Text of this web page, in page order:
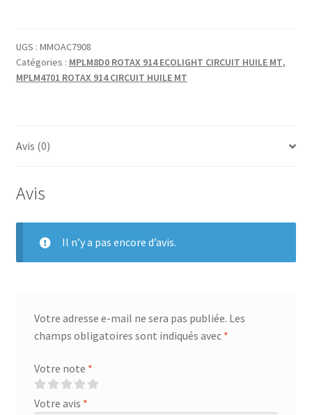
BANJO
MODIFIE
UGS : MMOAC7908
Catégories : MPLM8D0 ROTAX 914 ECOLIGHT CIRCUIT HUILE MT,
MPLM4701 ROTAX 914 CIRCUIT HUILE MT
Avis (0)
Avis
Il n’y a pas encore d’avis.
Votre adresse e-mail ne sera pas publiée. Les
champs obligatoires sont indiqués avec *
Votre note *
Votre avis *